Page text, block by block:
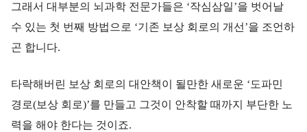
그래서 대부분의 뇌과학 전문가들은 ‘작심삼일’을 벗어날
수 있는 첫 번째 방법으로 ‘기존 보상 회로의 개선’을 조언하
곤 합니다.
타락해버린 보상 회로의 대안책이 될만한 새로운 ‘도파민
경로(보상 회로)’를 만들고 그것이 안착할 때까지 부단한 노
력을 해야 한다는 것이죠.